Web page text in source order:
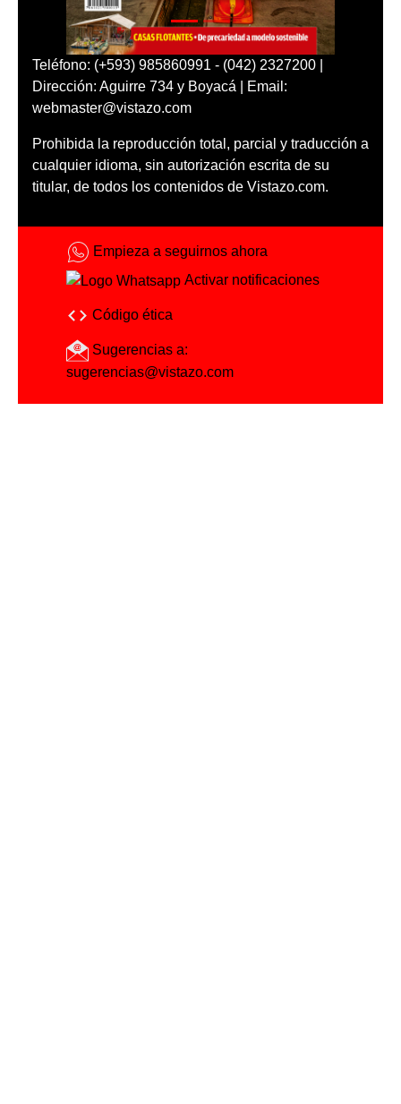
Teléfono: (+593) 985860991 - (042) 2327200 |
Dirección: Aguirre 734 y Boyacá | Email:
webmaster@vistazo.com
Prohibida la reproducción total, parcial y traducción a
cualquier idioma, sin autorización escrita de su
titular, de todos los contenidos de Vistazo.com.
Empieza a seguirnos ahora
Activar notificaciones
Código ética
Sugerencias a:
sugerencias@vistazo.com